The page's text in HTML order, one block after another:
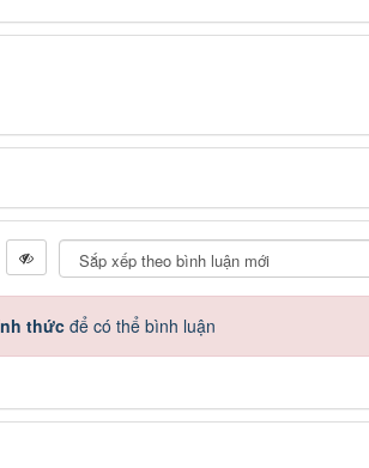
thứcđể có thể bình luận